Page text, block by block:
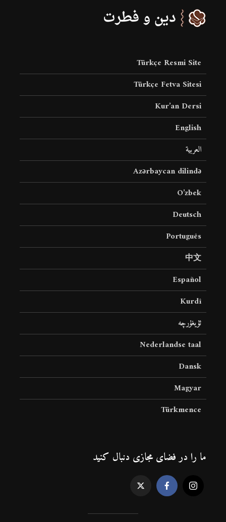
Türkçe Resmi Site
Türkçe Fetva Sitesi
Kur’an Dersi
English
العربية
Azərbaycan dilində
O’zbek
Deutsch
Português
中文
Español
Kurdî
ئۇيغۇرچە
Nederlandse taal
Dansk
Magyar
Türkmence
ما را در فضای مجازی دنبال کنید